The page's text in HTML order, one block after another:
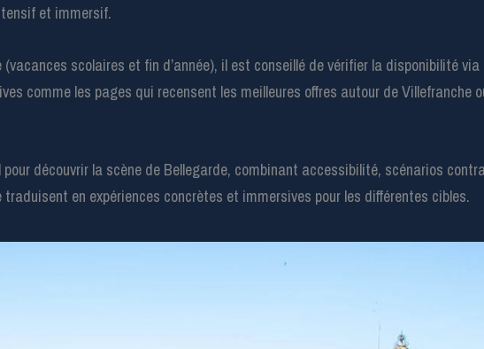
et immersif.
scolaires et fin d’année), il est conseillé de vérifier la disponibilité
comme les pages qui recensent les meilleures offres autour de Villefranche
pour découvrir la scène de Bellegarde, combinant accessibilité, scénarios
en expériences concrètes et immersives pour les différentes cibles.